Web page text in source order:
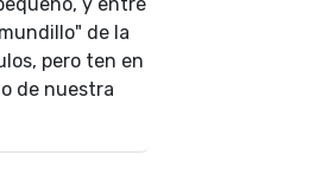
de la
pero ten en
de nuestra